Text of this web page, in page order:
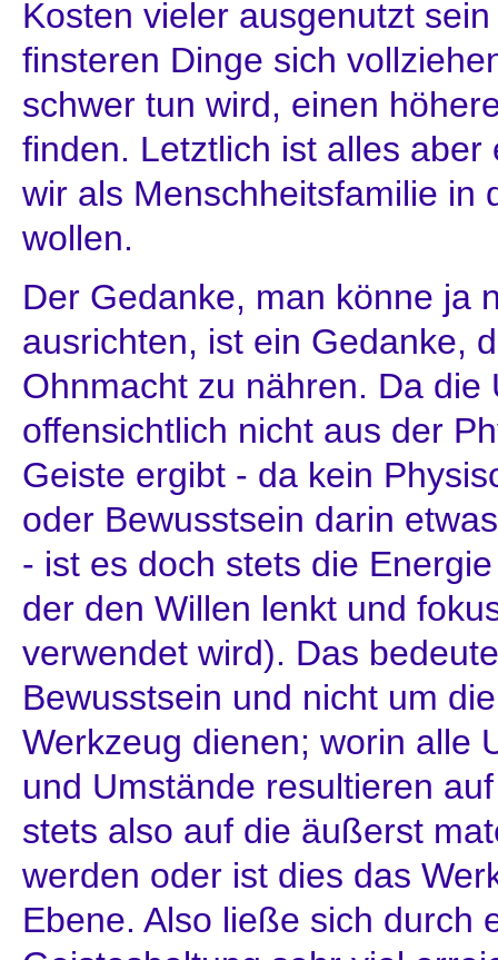
Kosten vieler ausgenutzt
finsteren Dinge sich
schwer tun wird, einen
finden. Letztlich ist alles
wir als Menschheitsfamilie in
wollen.
Der Gedanke, man könne ja
ausrichten, ist ein Gedanke,
Ohnmacht zu nähren. Da die
offensichtlich nicht aus der
Geiste ergibt - da kein
oder Bewusstsein darin
- ist es doch stets die
der den Willen lenkt und
verwendet wird). Das
Bewusstsein und nicht um
Werkzeug dienen; worin alle
und Umstände resultieren
stets also auf die äußerst
werden oder ist dies das
Ebene. Also ließe sich durch